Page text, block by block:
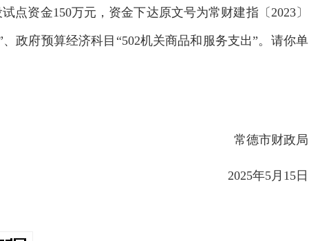
点资金150万元，资金下达原文号为常财建指〔2023〕
政府预算经济科目“502机关商品和服务支出”。请你单
常德市财政局
2025年5月15日